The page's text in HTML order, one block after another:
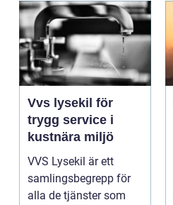
Vvs lysekil för
trygg service i
kustnära miljö
VVS Lysekil är ett
samlingsbegrepp för
alla de tjänster som